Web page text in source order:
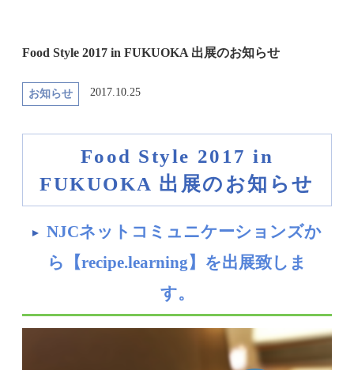
Food Style 2017 in FUKUOKA 出展のお知らせ
お知らせ 2017.10.25
Food Style 2017 in
FUKUOKA 出展のお知らせ
NJCネットコミュニケーションズか
ら【recipe.learning】を出展致しま
す。